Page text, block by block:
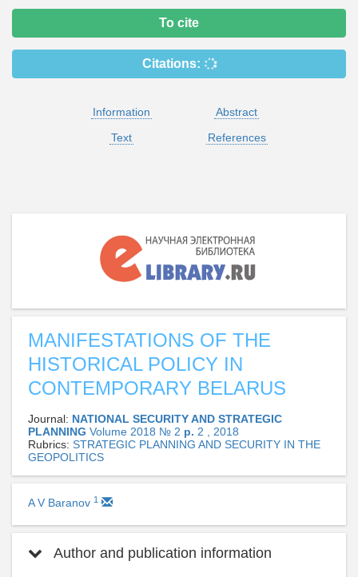
To cite
Citations:
Information
Abstract
Text
References
MANIFESTATIONS OF THE
HISTORICAL POLICY IN
CONTEMPORARY BELARUS
Journal: NATIONAL SECURITY AND STRATEGIC
PLANNING Volume 2018 № 2 p. 2 , 2018
Rubrics: STRATEGIC PLANNING AND SECURITY IN THE
GEOPOLITICS
A V Baranov 1
Author and publication information